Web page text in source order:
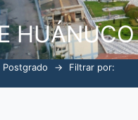
HUÁNUCO
Postgrado →
Filtrar por: